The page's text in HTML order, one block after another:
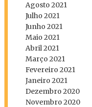
Agosto 2021
Julho 2021
Junho 2021
Maio 2021
Abril 2021
Março 2021
Fevereiro 2021
Janeiro 2021
Dezembro 2020
Novembro 2020